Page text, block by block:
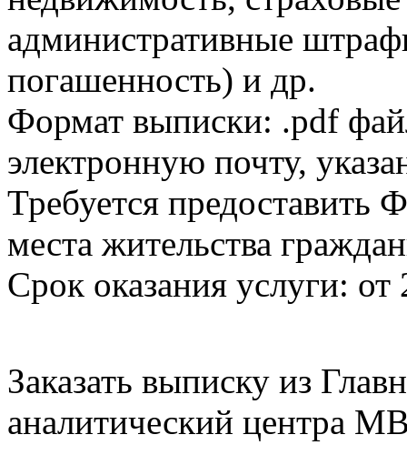
административные
погашенность) и др.
Формат выписки: .pdf
электронную почту,
Требуется
места жительства
Срок оказания услуги: от
Заказать выписку из
аналитический центра